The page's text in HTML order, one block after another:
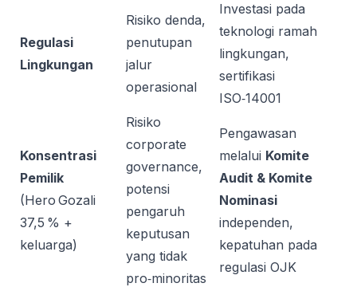
Regulasi
Lingkungan
Risiko denda,
penutupan
jalur
operasional
Investasi pada
teknologi ramah
lingkungan,
sertifikasi
ISO‑14001
Konsentrasi
Pemilik
(Hero Gozali
37,5 % +
keluarga)
Risiko
corporate
governance,
potensi
pengaruh
keputusan
yang tidak
pro‑minoritas
Pengawasan
melalui Komite
Audit & Komite
Nominasi
independen,
kepatuhan pada
regulasi OJK